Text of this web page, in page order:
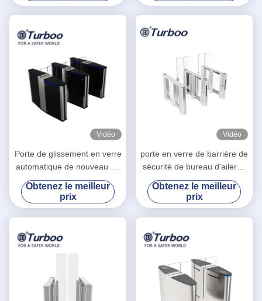
Vidéo
Porte de glissement en verre
automatique de nouveau de
Bi-direction turnstyle de
sécurité pour l'immeuble de
bureaux avec la largeur de
550mm
Obtenez le meilleur
prix
Vidéo
porte en verre de barrière de
sécurité de bureau d'aileron
de taille de 1.7m avec corps
de marbre/en verre
Obtenez le meilleur
prix